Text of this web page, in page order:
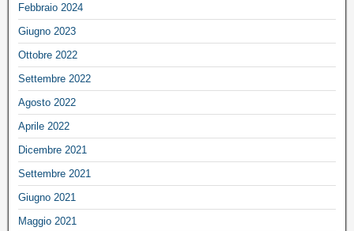
Febbraio 2024
Giugno 2023
Ottobre 2022
Settembre 2022
Agosto 2022
Aprile 2022
Dicembre 2021
Settembre 2021
Giugno 2021
Maggio 2021